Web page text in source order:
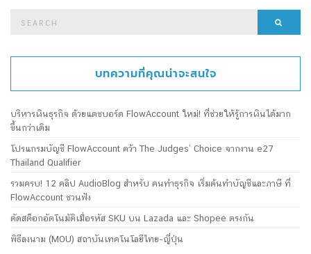
บทความที่คุณน่าจะสนใจ
บริหารเงินธุรกิจ ด้วยแดชบอร์ด FlowAccount ใหม่! ที่ช่วยให้รู้การเงินได้มาก
ขึ้นกว่าเดิม
โปรแกรมบัญชี FlowAccount คว้า The Judges’ Choice จากงาน e27
Thailand Qualifier
รวมครบ! 12 คลิป AudioBlog สำหรับ คนทำธุรกิจ เริ่มต้นทำบัญชีและภาษี ที่
FlowAccount ชวนฟัง
ตัดสต็อกอัตโนมัติเมื่อรหัส SKU บน Lazada และ Shopee ตรงกัน
พิธีลงนาม (MOU) สถาบันเทคโนโลยีไทย-ญี่ปุ่น